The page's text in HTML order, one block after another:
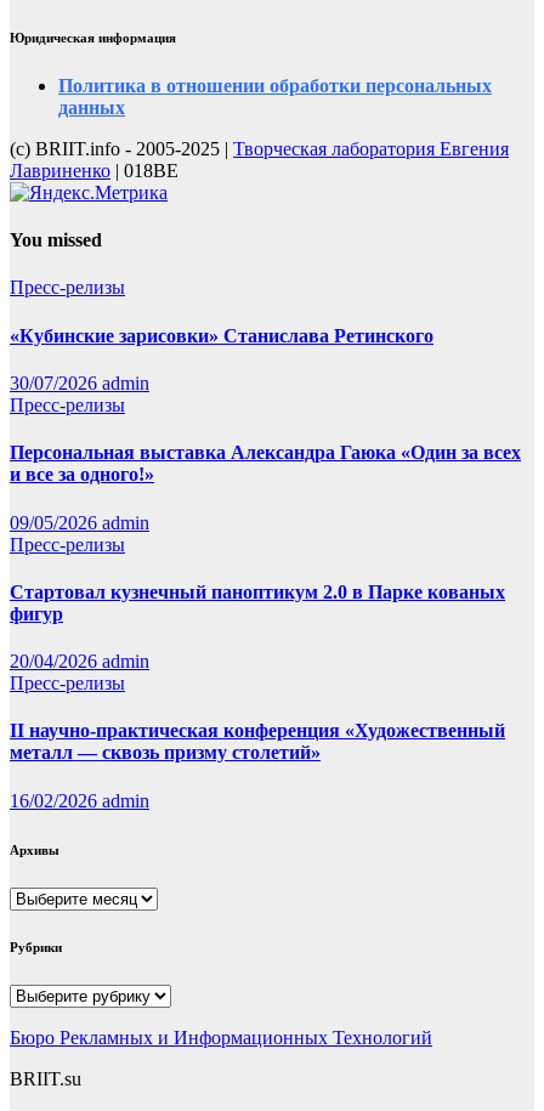
Юридическая информация
Политика в отношении обработки персональных
данных
(с) BRIIT.info - 2005-2025 | Творческая лаборатория Евгения
Лавриненко | 018BE
You missed
Пресс-релизы
«Кубинские зарисовки» Станислава Ретинского
30/07/2026 admin
Пресс-релизы
Персональная выставка Александра Гаюка «Один за всех
и все за одного!»
09/05/2026 admin
Пресс-релизы
Стартовал кузнечный паноптикум 2.0 в Парке кованых
фигур
20/04/2026 admin
Пресс-релизы
II научно-практическая конференция «Художественный
металл — сквозь призму столетий»
16/02/2026 admin
Архивы
Архивы
Рубрики
Рубрики
Бюро Рекламных и Информационных Технологий
BRIIT.su